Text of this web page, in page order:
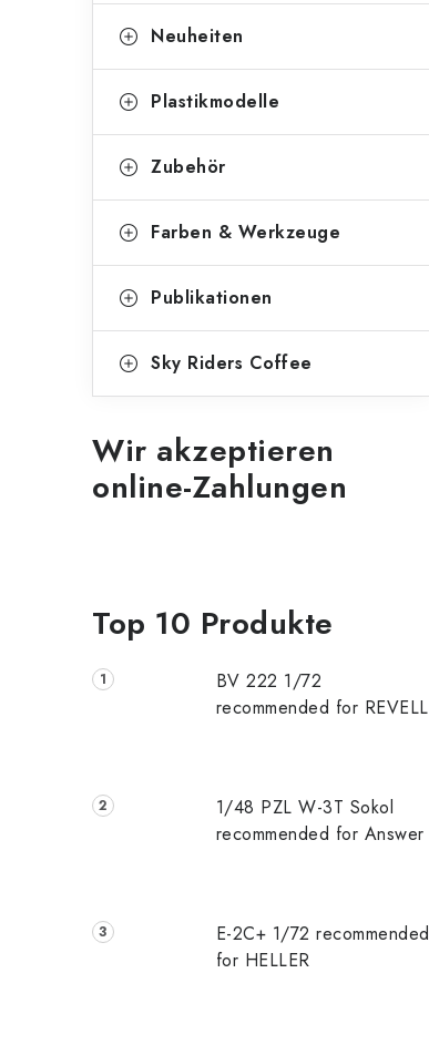
o
i
Neuheiten
Plastikmodelle
Zubehör
Farben & Werkzeuge
Publikationen
Sky Riders Coffee
Wir akzeptieren
online-Zahlungen
Top 10 Produkte
BV 222 1/72
recommended for REVELL
1/48 PZL W-3T Sokol
recommended for Answer
E-2C+ 1/72 recommended
for HELLER